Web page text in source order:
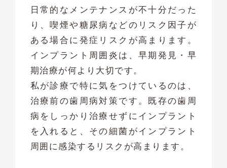
日常的なメンテナンスが不十分だった
り、喫煙や糖尿病などのリスク因子が
ある場合に発症リスクが高まります。
インプラント周囲炎は、早期発見・早
期治療が何より大切です。
私が診療で特に気をつけているのは、
治療前の歯周病対策です。既存の歯周
病をしっかり治療せずにインプラント
を入れると、その細菌がインプラント
周囲に感染するリスクが高まります。